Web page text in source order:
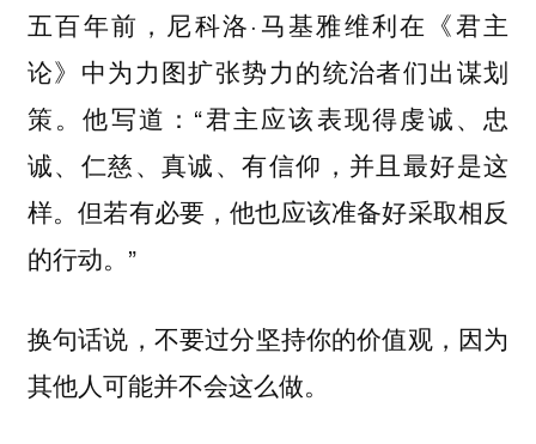
五百年前，尼科洛·马基雅维利在《君主
论》中为力图扩张势力的统治者们出谋划
策。他写道：“君主应该表现得虔诚、忠
诚、仁慈、真诚、有信仰，并且最好是这
样。但若有必要，他也应该准备好采取相反
的行动。”
换句话说， 不要过分坚持你的价值观，因为
其他人可能并不会这么做。